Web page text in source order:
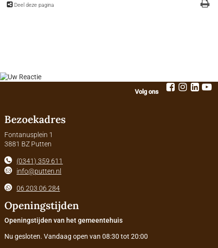
Deel deze pagina
Volg ons
Bezoekadres
Fontanusplein 1
3881 BZ Putten
(0341) 359 611
info@putten.nl
06 203 06 284
Openingstijden
Openingstijden van het gemeentehuis
Nu gesloten. Vandaag open van 08:30 tot 20:00